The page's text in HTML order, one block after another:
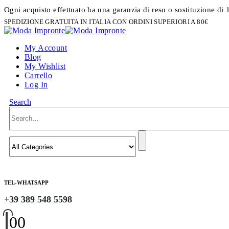
Ogni acquisto effettuato ha una garanzia di reso o sostituzione di
SPEDIZIONE GRATUITA IN ITALIA CON ORDINI SUPERIORI A 80€
My Account
Blog
My Wishlist
Carrello
Log In
Search
TEL-WHATSAPP
+39 389 548 5598
00